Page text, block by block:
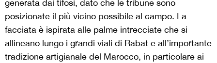
generata dai tifosi, dato che le tribune sono
posizionate il più vicino possibile al campo. La
facciata è ispirata alle palme intrecciate che si
allineano lungo i grandi viali di Rabat e all’importante
tradizione artigianale del Marocco, in particolare ai